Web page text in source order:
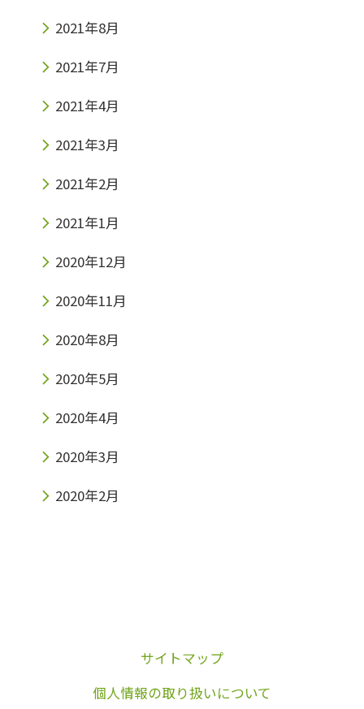
2021年8月
2021年7月
2021年4月
2021年3月
2021年2月
2021年1月
2020年12月
2020年11月
2020年8月
2020年5月
2020年4月
2020年3月
2020年2月
サイトマップ
個人情報の取り扱いについて